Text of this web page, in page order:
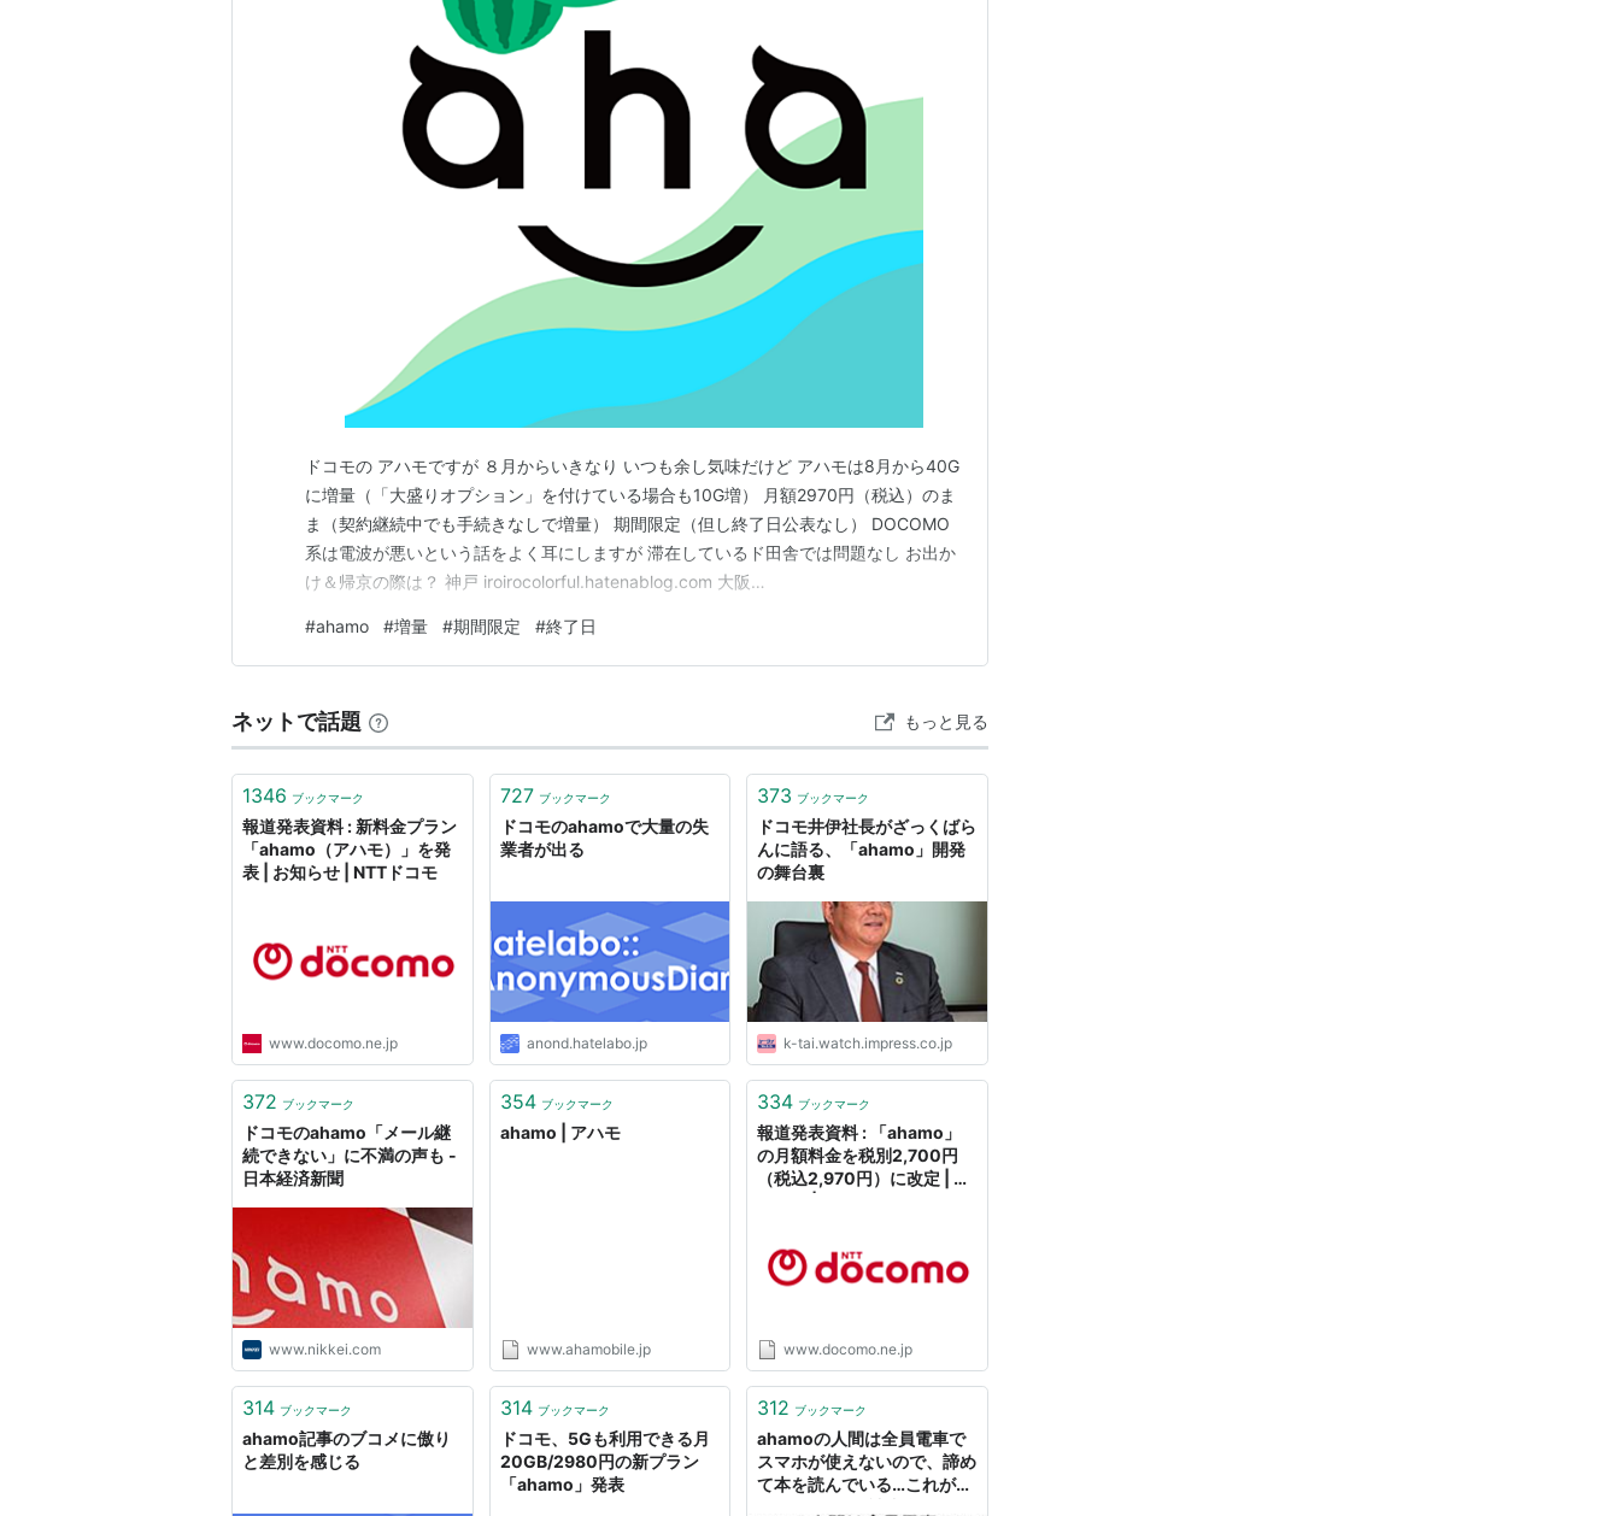
ドコモの アハモですが ８月からいきなり いつも余し気味だけど アハモは8月から40G
に増量（「大盛りオプション」を付けている場合も10G増） 月額2970円（税込）のま
ま（契約継続中でも手続きなしで増量） 期間限定（但し終了日公表なし） DOCOMO
系は電波が悪いという話をよく耳にしますが 滞在しているド田舎では問題なし お出か
け＆帰京の際は？ 神戸 iroirocolorful.hatenablog.com 大阪
けなのか、昼時でも不自由さを感じ…
#ahamo #増量 #期間限定 #終了日
ネットで話題 もっと見る
1346 ブックマーク
報道発表資料 : 新料金プラン
「ahamo（アハモ）」を発
表 | お知らせ | NTTドコモ
www.docomo.ne.jp
727 ブックマーク
ドコモのahamoで大量の失
業者が出る
anond.hatelabo.jp
373 ブックマーク
ドコモ井伊社長がざっくばら
んに語る、「ahamo」開発
の舞台裏
k-tai.watch.impress.co.jp
372 ブックマーク
ドコモのahamo「メール継
続できない」に不満の声も -
日本経済新聞
www.nikkei.com
354 ブックマーク
ahamo | アハモ
www.ahamobile.jp
334 ブックマーク
報道発表資料 : 「ahamo」
の月額料金を税別2,700円
（税込2,970円）に改定 | お
www.docomo.ne.jp
314 ブックマーク
ahamo記事のブコメに傲り
と差別を感じる
314 ブックマーク
ドコモ、5Gも利用できる月
20GB/2980円の新プラン
「ahamo」発表
312 ブックマーク
ahamoの人間は全員電車で
スマホが使えないので、諦め
て本を読んでいる…これが